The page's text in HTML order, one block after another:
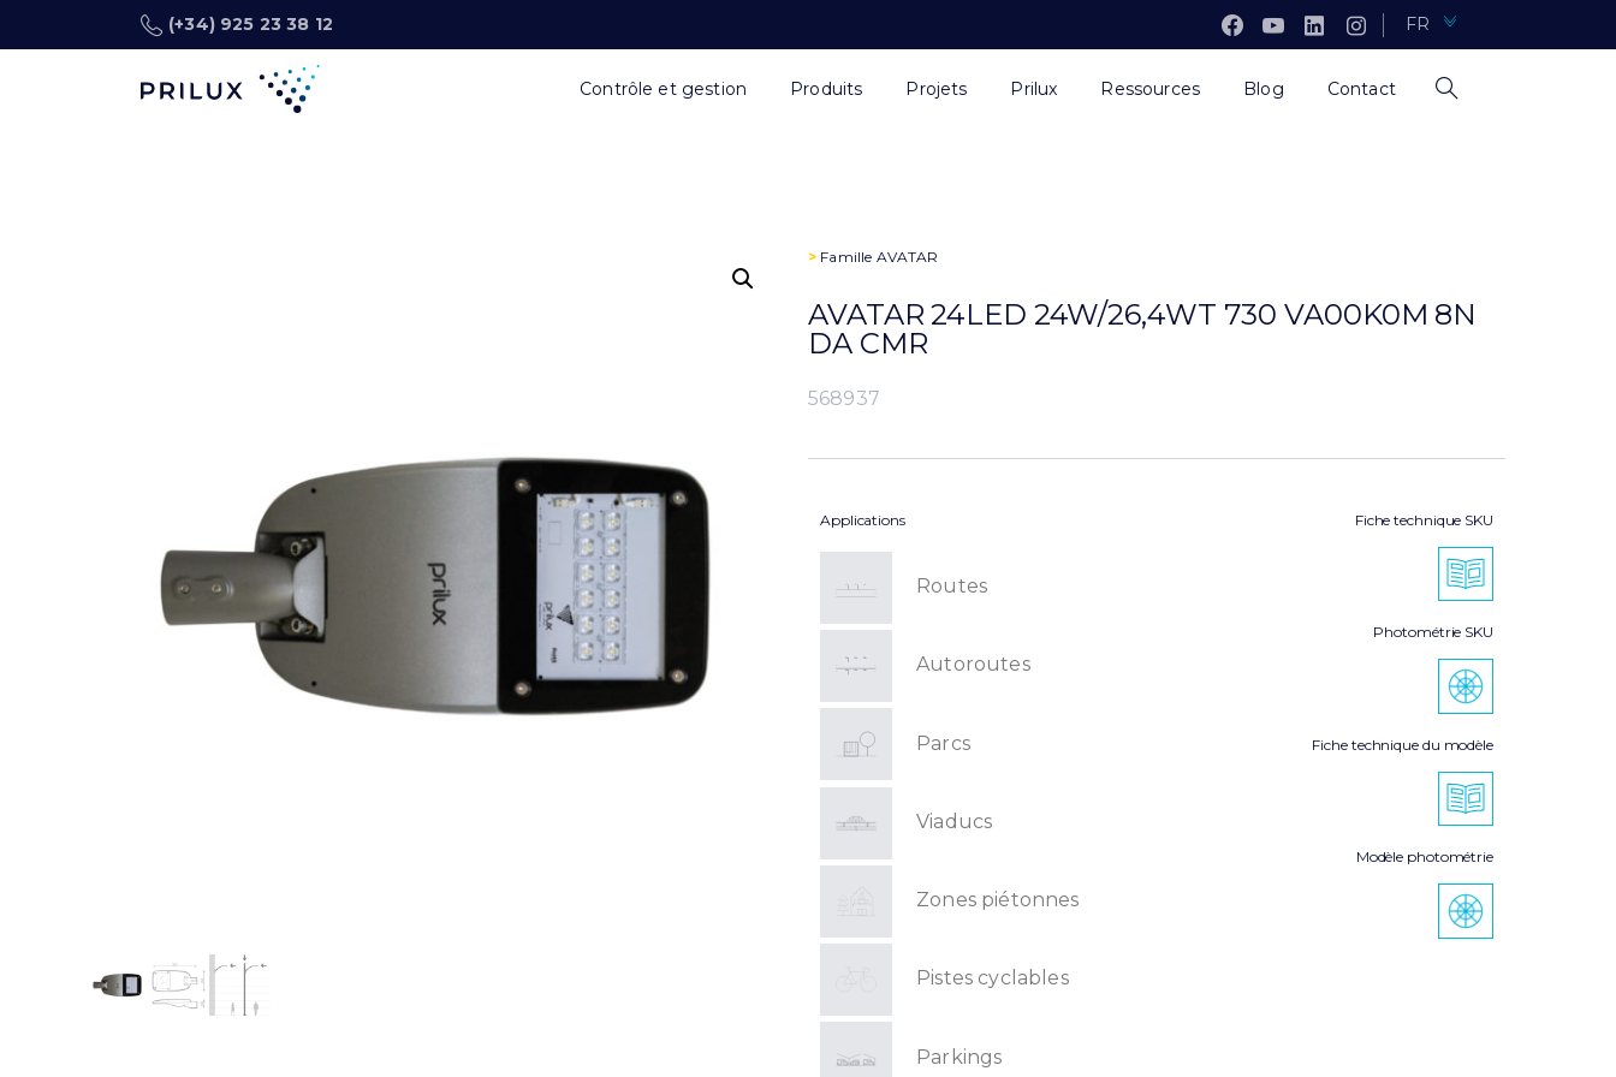
(+34) 925 23 38 12 FR
Contrôle et gestion Produits Projets Prilux Ressources Blog Contact
> Famille AVATAR
AVATAR 24LED 24W/26,4WT 730 VA00K0M 8N
DA CMR
568937
Applications
Routes
Autoroutes
Parcs
Viaducs
Zones piétonnes
Pistes cyclables
Parkings
Fiche technique SKU
Photométrie SKU
Fiche technique du modèle
Modèle photométrie